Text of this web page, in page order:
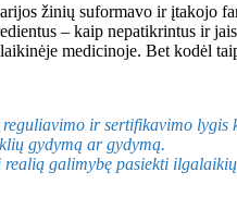
žinių suformavo ir įtakojo
– kaip nepatikrintus ir
medicinoje. Bet kodėl
ir sertifikavimo lygis
gydymą ar gydymą.
galimybę pasiekti